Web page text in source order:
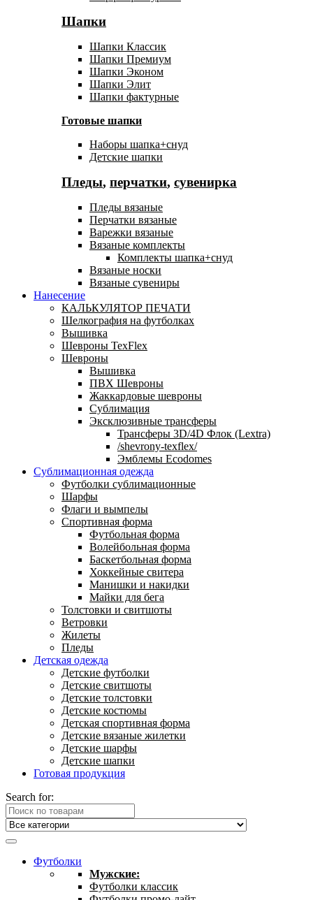
Шапки
Шапки Классик
Шапки Премиум
Шапки Эконом
Шапки Элит
Шапки фактурные
Готовые шапки
Наборы шапка+снуд
Детские шапки
Пледы, перчатки, сувенирка
Пледы вязаные
Перчатки вязаные
Варежки вязаные
Вязаные комплекты
Комплекты шапка+снуд
Вязаные носки
Вязаные сувениры
Нанесение
КАЛЬКУЛЯТОР ПЕЧАТИ
Шелкография на футболках
Вышивка
Шевроны TexFlex
Шевроны
Вышивка
ПВХ Шевроны
Жаккардовые шевроны
Сублимация
Эксклюзивные трансферы
Трансферы 3D/4D Флок (Lextra)
/shevrony-texflex/
Эмблемы Ecodomes
Сублимационная одежда
Футболки сублимационные
Шарфы
Флаги и вымпелы
Спортивная форма
Футбольная форма
Волейбольная форма
Баскетбольная форма
Хоккейные свитера
Манишки и накидки
Майки для бега
Толстовки и свитшоты
Ветровки
Жилеты
Пледы
Детская одежда
Детские футболки
Детские свитшоты
Детские толстовки
Детские костюмы
Детская спортивная форма
Детские вязаные жилетки
Детские шарфы
Детские шапки
Готовая продукция
Search for:
Футболки
Мужские:
Футболки классик